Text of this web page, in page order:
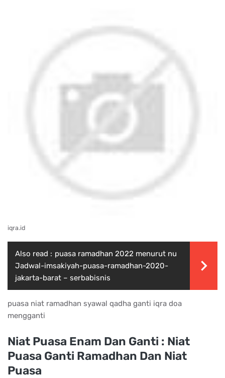
iqra.id
Also read : puasa ramadhan 2022 menurut nu
Jadwal-imsakiyah-puasa-ramadhan-2020-
jakarta-barat – serbabisnis
puasa niat ramadhan syawal qadha ganti iqra doa
mengganti
Niat Puasa Enam Dan Ganti : Niat
Puasa Ganti Ramadhan Dan Niat
Puasa